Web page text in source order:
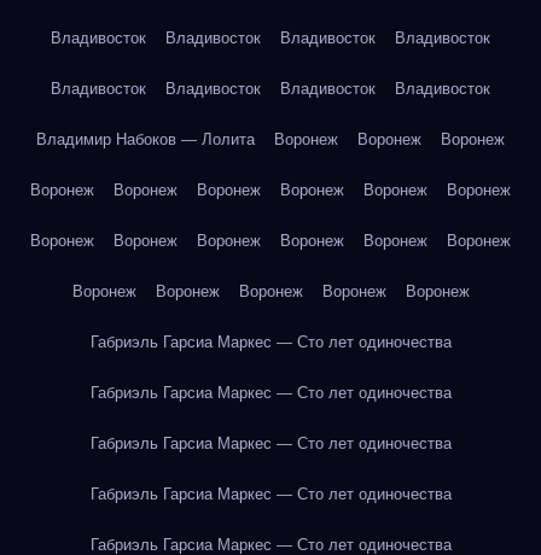
Владивосток Владивосток Владивосток Владивосток
Владивосток Владивосток Владивосток Владивосток
Владимир Набоков — Лолита Воронеж Воронеж Воронеж
Воронеж Воронеж Воронеж Воронеж Воронеж Воронеж
Воронеж Воронеж Воронеж Воронеж Воронеж Воронеж
Воронеж Воронеж Воронеж Воронеж Воронеж
Габриэль Гарсиа Маркес — Сто лет одиночества
Габриэль Гарсиа Маркес — Сто лет одиночества
Габриэль Гарсиа Маркес — Сто лет одиночества
Габриэль Гарсиа Маркес — Сто лет одиночества
Габриэль Гарсиа Маркес — Сто лет одиночества